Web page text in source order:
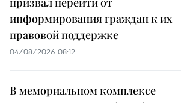
информирования граждан к их
правовой поддержке
04/08/2026 08:12
В мемориальном комплексе